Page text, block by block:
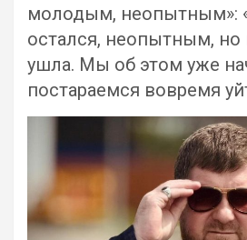
молодым, неопытным»:
остался, неопытным,
ушла. Мы об этом уже
постараемся вовремя